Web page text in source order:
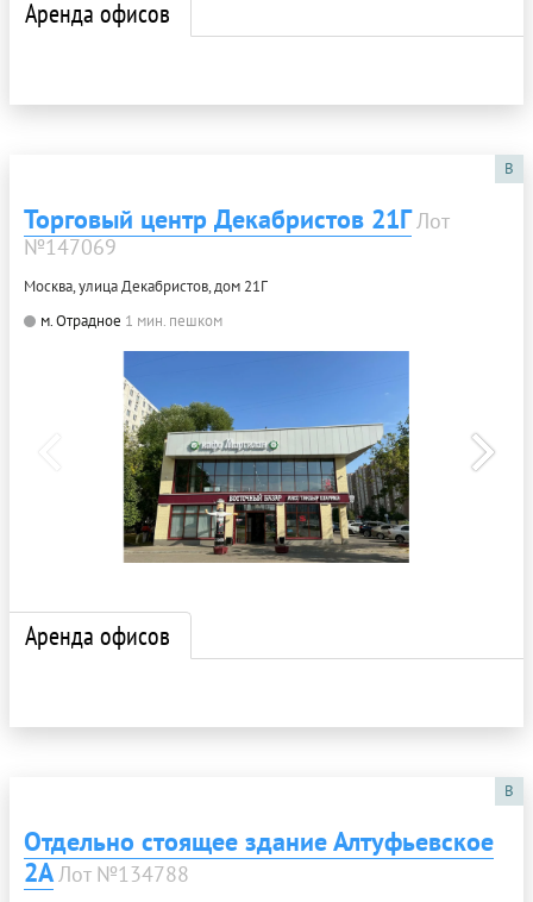
Аренда офисов
B
Торговый центр Декабристов 21ГЛот
№147069
Москва, улица Декабристов, дом 21Г
м. Отрадное 1 мин. пешком
Аренда офисов
B
Отдельно стоящее здание Алтуфьевское
2АЛот №134788